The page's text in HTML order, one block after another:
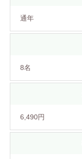
通年
8名
6,490円